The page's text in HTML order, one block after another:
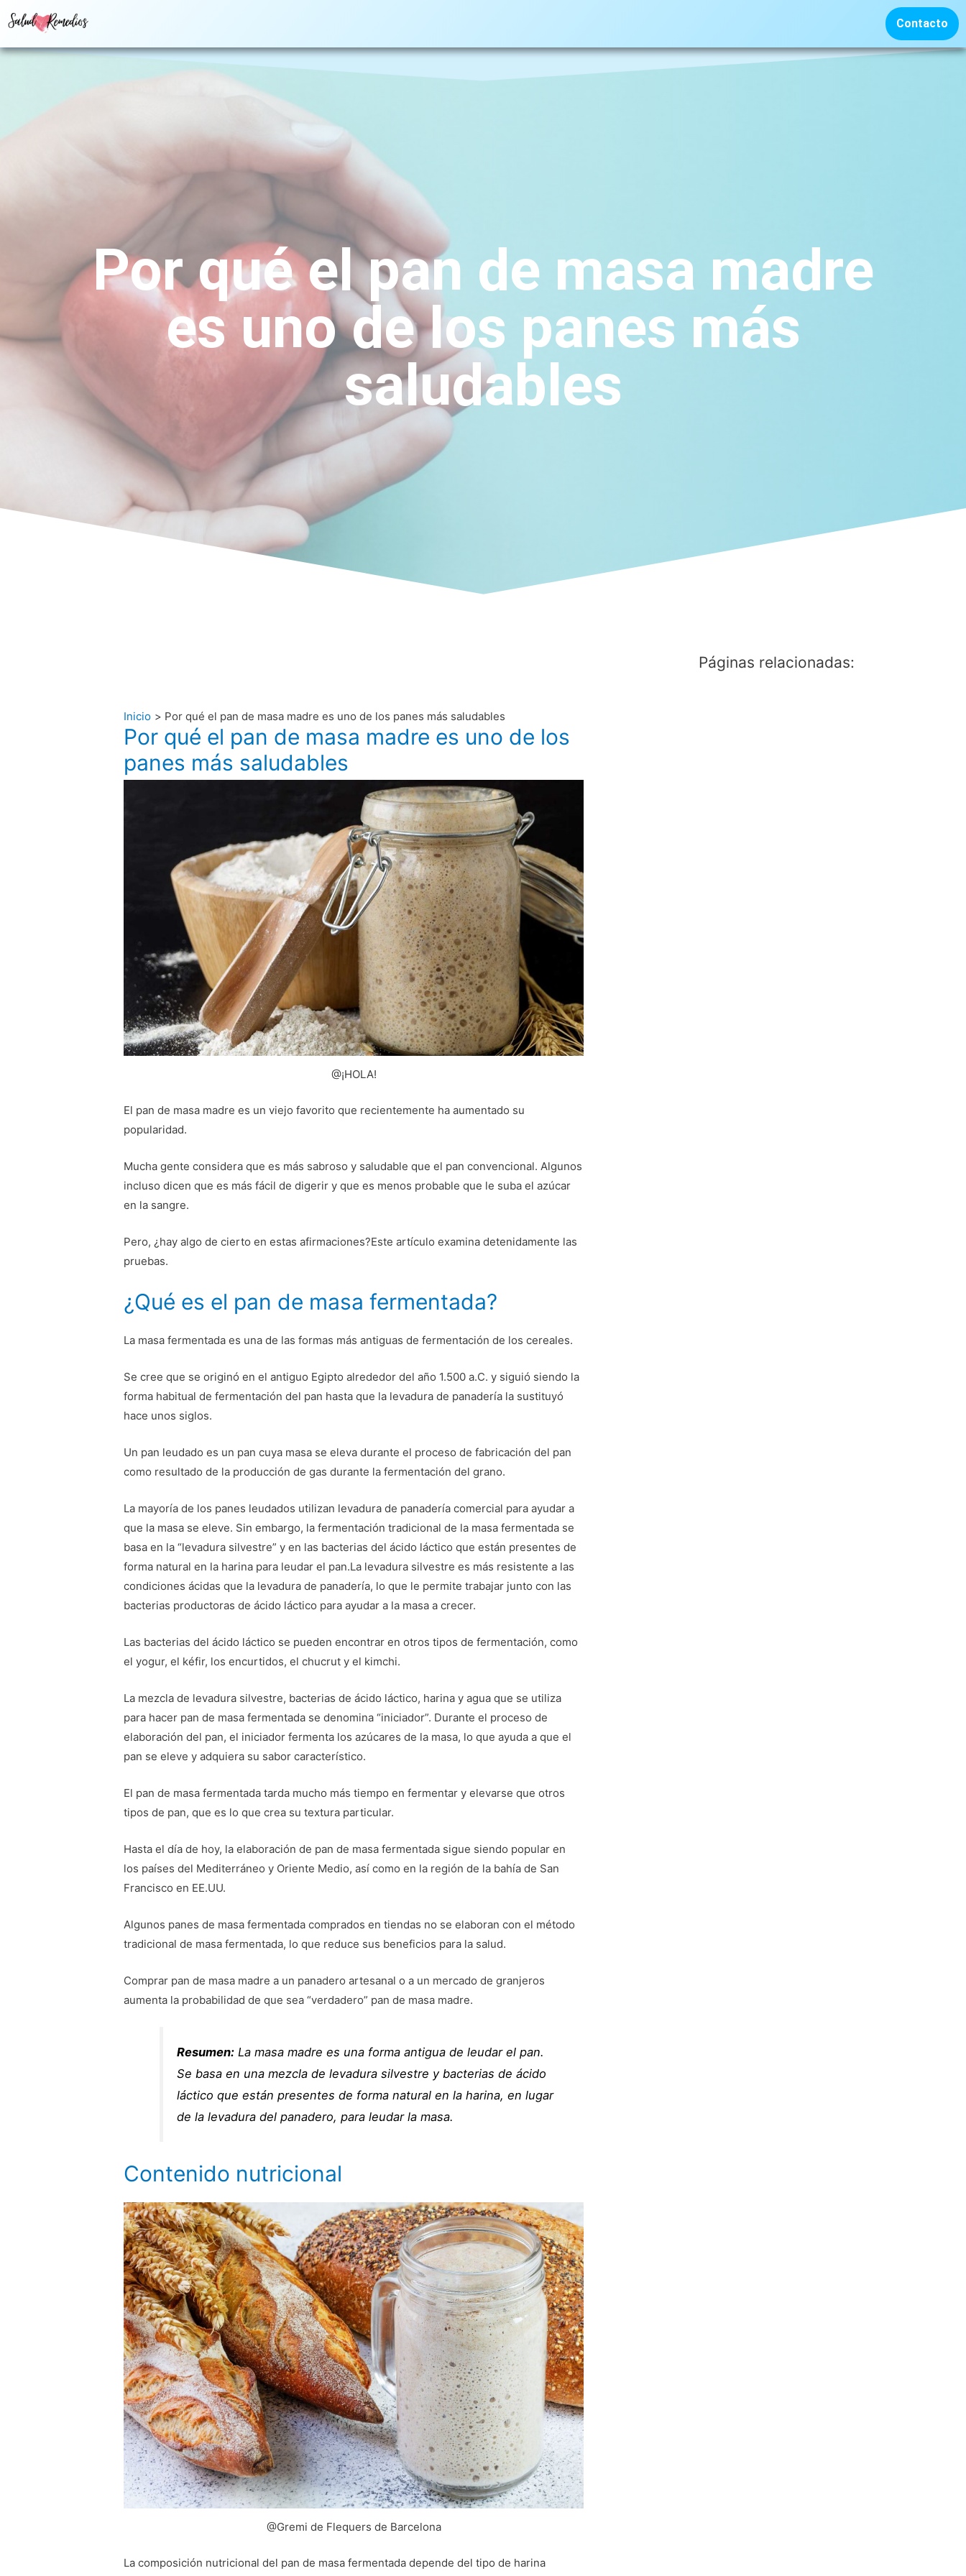
Contacto
Por qué el pan de masa madre
es uno de los panes más
saludables
Inicio Por qué el pan de masa madre es uno de los panes más saludables
Por qué el pan de masa madre es uno de los
panes más saludables
@¡HOLA!
El pan de masa madre es un viejo favorito que recientemente ha aumentado su
popularidad.
Mucha gente considera que es más sabroso y saludable que el pan convencional. Algunos
incluso dicen que es más fácil de digerir y que es menos probable que le suba el azúcar
en la sangre.
Pero, ¿hay algo de cierto en estas afirmaciones?Este artículo examina detenidamente las
pruebas.
¿Qué es el pan de masa fermentada?
La masa fermentada es una de las formas más antiguas de fermentación de los cereales.
Se cree que se originó en el antiguo Egipto alrededor del año 1.500 a.C. y siguió siendo la
forma habitual de fermentación del pan hasta que la levadura de panadería la sustituyó
hace unos siglos.
Un pan leudado es un pan cuya masa se eleva durante el proceso de fabricación del pan
como resultado de la producción de gas durante la fermentación del grano.
La mayoría de los panes leudados utilizan levadura de panadería comercial para ayudar a
que la masa se eleve. Sin embargo, la fermentación tradicional de la masa fermentada se
basa en la “levadura silvestre” y en las bacterias del ácido láctico que están presentes de
forma natural en la harina para leudar el pan.La levadura silvestre es más resistente a las
condiciones ácidas que la levadura de panadería, lo que le permite trabajar junto con las
bacterias productoras de ácido láctico para ayudar a la masa a crecer.
Las bacterias del ácido láctico se pueden encontrar en otros tipos de fermentación, como
el yogur, el kéfir, los encurtidos, el chucrut y el kimchi.
La mezcla de levadura silvestre, bacterias de ácido láctico, harina y agua que se utiliza
para hacer pan de masa fermentada se denomina “iniciador”. Durante el proceso de
elaboración del pan, el iniciador fermenta los azúcares de la masa, lo que ayuda a que el
pan se eleve y adquiera su sabor característico.
El pan de masa fermentada tarda mucho más tiempo en fermentar y elevarse que otros
tipos de pan, que es lo que crea su textura particular.
Hasta el día de hoy, la elaboración de pan de masa fermentada sigue siendo popular en
los países del Mediterráneo y Oriente Medio, así como en la región de la bahía de San
Francisco en EE.UU.
Algunos panes de masa fermentada comprados en tiendas no se elaboran con el método
tradicional de masa fermentada, lo que reduce sus beneficios para la salud.
Comprar pan de masa madre a un panadero artesanal o a un mercado de granjeros
aumenta la probabilidad de que sea “verdadero” pan de masa madre.
Resumen: La masa madre es una forma antigua de leudar el pan.
Se basa en una mezcla de levadura silvestre y bacterias de ácido
láctico que están presentes de forma natural en la harina, en lugar
de la levadura del panadero, para leudar la masa.
Contenido nutricional
@Gremi de Flequers de Barcelona
La composición nutricional del pan de masa fermentada depende del tipo de harina
Páginas relacionadas: